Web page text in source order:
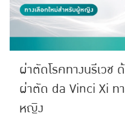
ผ่าตัดโรคทางนรีเวช
ผ่าตัด da Vinci Xi ท
หญิง